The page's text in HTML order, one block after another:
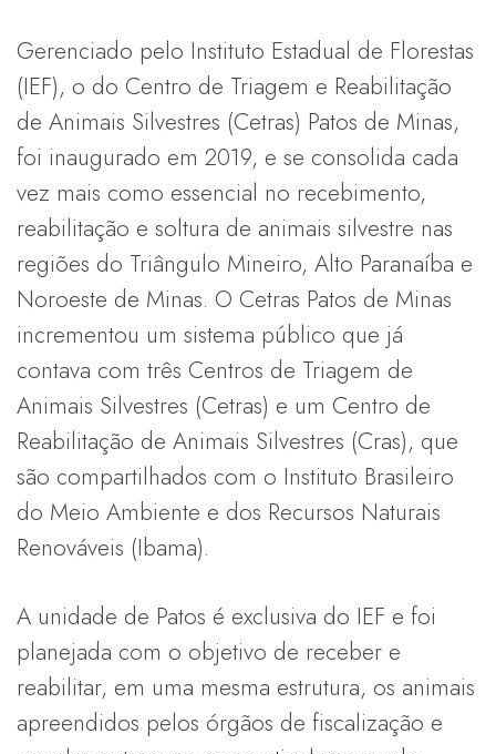
Gerenciado pelo Instituto Estadual de Florestas
(IEF), o do Centro de Triagem e Reabilitação
de Animais Silvestres (Cetras) Patos de Minas,
foi inaugurado em 2019, e se consolida cada
vez mais como essencial no recebimento,
reabilitação e soltura de animais silvestre nas
regiões do Triângulo Mineiro, Alto Paranaíba e
Noroeste de Minas. O Cetras Patos de Minas
incrementou um sistema público que já
contava com três Centros de Triagem de
Animais Silvestres (Cetras) e um Centro de
Reabilitação de Animais Silvestres (Cras), que
são compartilhados com o Instituto Brasileiro
do Meio Ambiente e dos Recursos Naturais
Renováveis (Ibama).
A unidade de Patos é exclusiva do IEF e foi
planejada com o objetivo de receber e
reabilitar, em uma mesma estrutura, os animais
apreendidos pelos órgãos de fiscalização e